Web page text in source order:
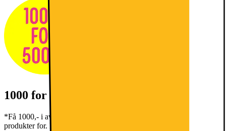
1000 for 5000*
*Få 1000,- i avslag for hver 5000,- du handler to eller flere
produkter for. Hvert produkt må koste minimum 500 kroner. Gjelder